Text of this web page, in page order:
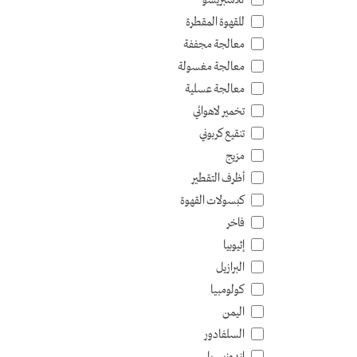
للقهوة المقطرة
معالجة مجففة
معالجة مغسولة
معالجة عسلية
تخمير لاهوائي
تنقيع كربوني
مزيج
أظرف التقطير
كبسولات القهوة
فاخر
إثيوبيا
البرازيل
كولومبيا
اليمن
السلفادور